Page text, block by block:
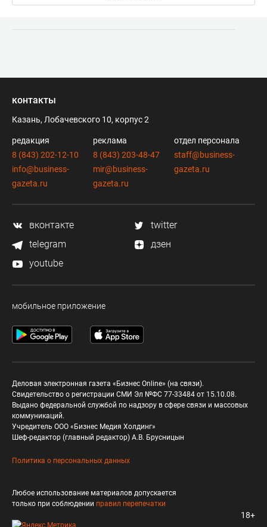
контакты
Казань, Лобачевского 10, корпус 2
редакция
8 (843) 202-12-10
info@business-
gazeta.ru
реклама
8 (843) 203-48-47
mir@business-
gazeta.ru
отдел персонала
staff@business-
gazeta.ru
вконтакте
twitter
telegram
дзен
youtube
мобильное приложение
Деловая электронная газета «Бизнес Online» (на связи).
Свидетельство о регистрации СМИ Эл №ФС 77-33484 от 15.10.08.
Выдано федеральной службой по надзору в сфере связи и массовых
коммуникаций.
Учредитель ООО «Бизнес Медия Холдинг»
Шеф-редактор (главный редактор) А.В. Брусницын
Политика о персональных данных
Любое использование материалов допускается
только при соблюдении правил перепечатки
18+